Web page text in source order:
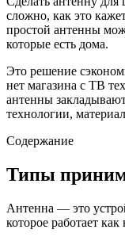
сложно, как это
простой антенны
которые есть дома.
Это решение
нет магазина с ТВ
антенны
технологии,
Содержание
Типы
Антенна — это
которое работает